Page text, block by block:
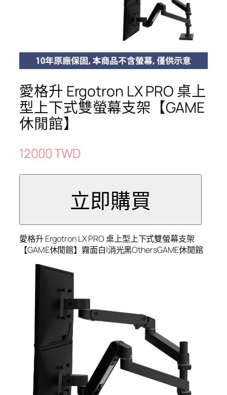
愛格升 Ergotron LX PRO 桌上
型上下式雙螢幕支架【GAME
休閒館】
12000 TWD
愛格升 Ergotron LX PRO 桌上型上下式雙螢幕支架
【GAME休閒館】霧面白|消光黑OthersGAME休閒館